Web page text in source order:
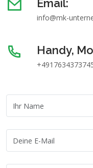
Email:
info@mk-
Handy,